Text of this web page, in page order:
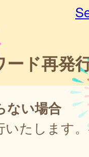
ード再発
ない場合
たします